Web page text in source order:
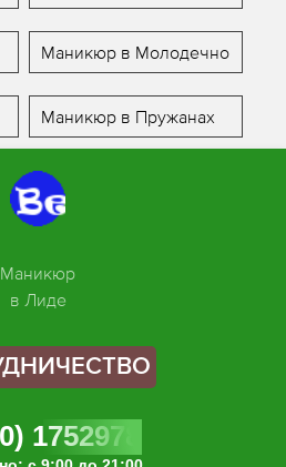
Маникюр в Молодечно
Маникюр в Пружанах
Маникюр
в Лиде
1752978